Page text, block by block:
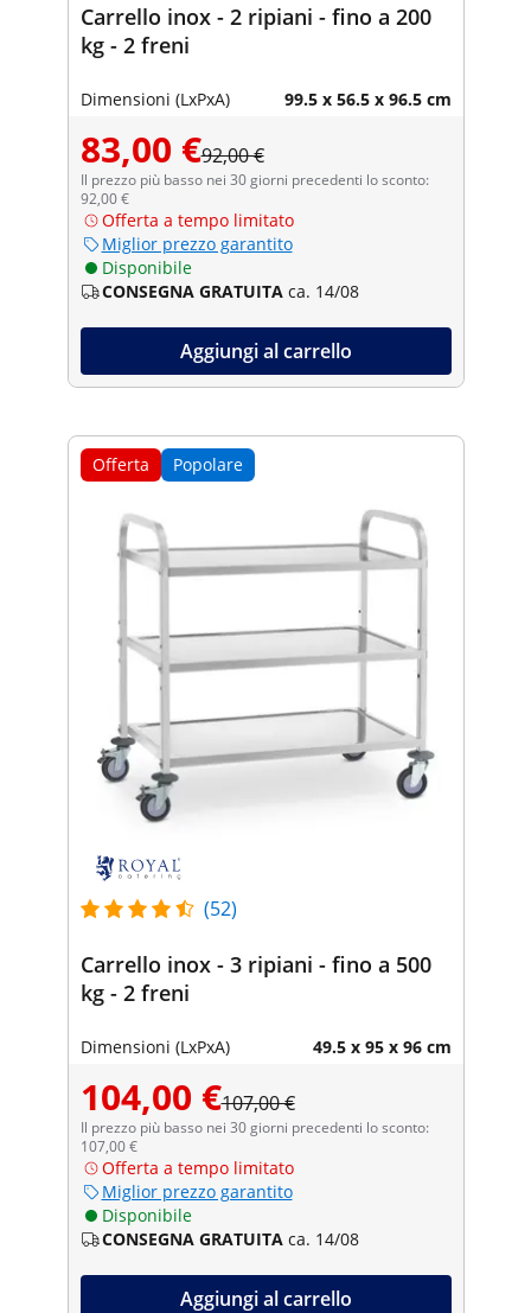
Carrello inox - 2 ripiani - fino a 200
kg - 2 freni
Dimensioni (LxPxA) 99.5 x 56.5 x 96.5 cm
83,00 €92,00 €
Il prezzo più basso nei 30 giorni precedenti lo sconto:
92,00 €
Offerta a tempo limitato
Miglior prezzo garantito
Disponibile
CONSEGNA GRATUITA ca. 14/08
Aggiungi al carrello
Offerta Popolare
(52)
Carrello inox - 3 ripiani - fino a 500
kg - 2 freni
Dimensioni (LxPxA) 49.5 x 95 x 96 cm
104,00 €107,00 €
Il prezzo più basso nei 30 giorni precedenti lo sconto:
107,00 €
Offerta a tempo limitato
Miglior prezzo garantito
Disponibile
CONSEGNA GRATUITA ca. 14/08
Aggiungi al carrello